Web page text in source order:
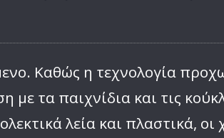
Καθώς η τεχνολογία
με τα παιχνίδια και τις
λεία και πλαστικά,